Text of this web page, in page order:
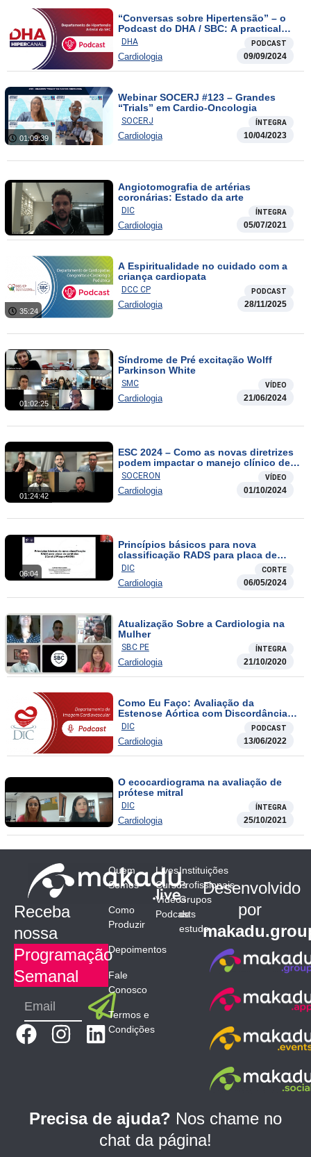
“Conversas sobre Hipertensão” – o
Podcast do DHA / SBC: A practical
approach to assessment of non-ad
DHA PODCAST
Cardiologia 09/09/2024
01:09:39
Webinar SOCERJ #123 – Grandes
“Trials” em Cardio-Oncologia
SOCERJ ÍNTEGRA
Cardiologia 10/04/2023
Angiotomografia de artérias
coronárias: Estado da arte
DIC ÍNTEGRA
Cardiologia 05/07/2021
35:24
A Espiritualidade no cuidado com a
criança cardiopata
DCC CP PODCAST
Cardiologia 28/11/2025
01:02:25
Síndrome de Pré excitação Wolff
Parkinson White
SMC VÍDEO
Cardiologia 21/06/2024
01:24:42
ESC 2024 – Como as novas diretrizes
podem impactar o manejo clínico de
FA e DAC
SOCERON VÍDEO
Cardiologia 01/10/2024
06:04
Princípios básicos para nova
classificação RADS para placa de
carótidas
DIC CORTE
Cardiologia 06/05/2024
Atualização Sobre a Cardiologia na
Mulher
SBC PE ÍNTEGRA
Cardiologia 21/10/2020
Como Eu Faço: Avaliação da
Estenose Aórtica com Discordância
em sua Quantificação
DIC PODCAST
Cardiologia 13/06/2022
O ecocardiograma na avaliação de
prótese mitral
DIC ÍNTEGRA
Cardiologia 25/10/2021
Receba
nossa
Programação
Semanal
Email Submit
F
b
I
a
L
e
d
Quem
Somos
Como
Produzir
Depoimentos
Fale
Conosco
Termos e
Condições
Lives
Cursos
Vídeos
Podcasts
Instituições
Profissionais
Grupos
de
estudo
Desenvolvido
por
Precisa de ajuda? Nos chame no
chat da página!